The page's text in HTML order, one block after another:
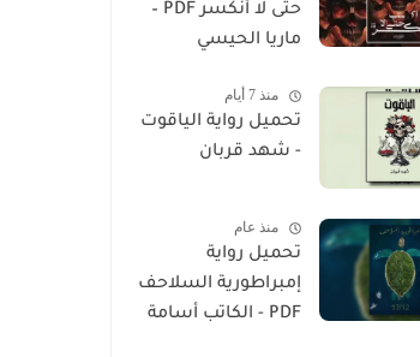
حتى لا أنكسر PDF –
ماريا الحيسي
منذ 7 أيام
تحميل رواية الياقوت
- شهد قربان
منذ عام
تحميل رواية
إمبراطورية السلاحف
PDF - الكاتب أسامة